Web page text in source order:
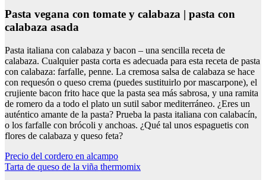
Pasta vegana con tomate y calabaza | pasta con
calabaza asada
Pasta italiana con calabaza y bacon – una sencilla receta de
calabaza. Cualquier pasta corta es adecuada para esta receta de pasta
con calabaza: farfalle, penne. La cremosa salsa de calabaza se hace
con requesón o queso crema (puedes sustituirlo por mascarpone), el
crujiente bacon frito hace que la pasta sea más sabrosa, y una ramita
de romero da a todo el plato un sutil sabor mediterráneo. ¿Eres un
auténtico amante de la pasta? Prueba la pasta italiana con calabacín,
o los farfalle con brócoli y anchoas. ¿Qué tal unos espaguetis con
flores de calabaza y queso feta?
Navegación
de
Precio del cordero en alcampo
Tarta de queso de la viña thermomix